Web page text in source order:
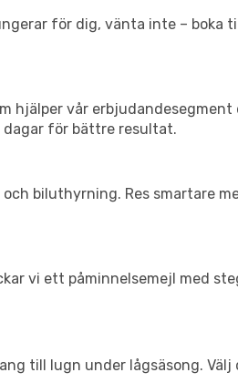
för dig, vänta inte – boka
hjälper vår
för bättre resultat.
biluthyrning. Res smartare
vi ett påminnelsemejl med
till lugn under lågsäsong. Välj